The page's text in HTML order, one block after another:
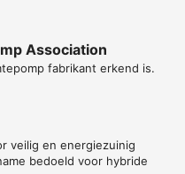
Association
fabrikant erkend is.
veilig en energiezuinig
bedoeld voor hybride